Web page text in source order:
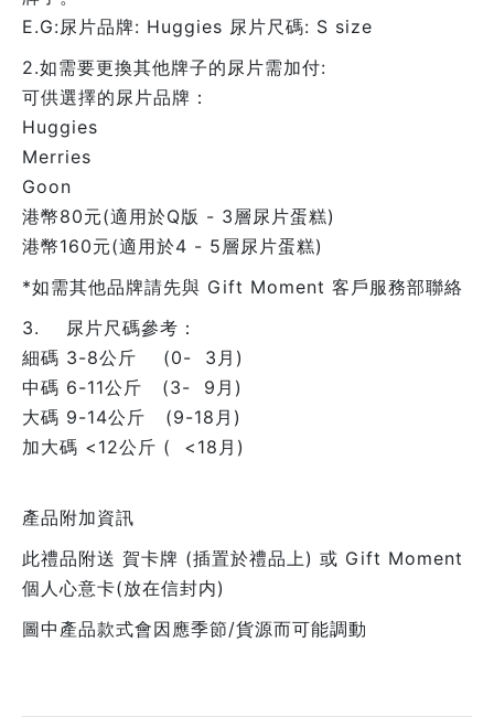
E.G:尿片品牌: Huggies 尿片尺碼: S size
2.如需要更換其他牌子的尿片需加付:
可供選擇的尿片品牌：
Huggies
Merries
Goon
港幣80元(適用於Q版 - 3層尿片蛋糕)
港幣160元(適用於4 - 5層尿片蛋糕)
*如需其他品牌請先與 Gift Moment 客戶服務部聯絡
3. 尿片尺碼參考：
細碼 3-8公斤 (0- 3月)
中碼 6-11公斤 (3- 9月)
大碼 9-14公斤 (9-18月)
加大碼 <12公斤 ( <18月)
產品附加資訊
此禮品附送 賀卡牌 (插置於禮品上) 或 Gift Moment
個人心意卡(放在信封内)
圖中產品款式會因應季節/貨源而可能調動